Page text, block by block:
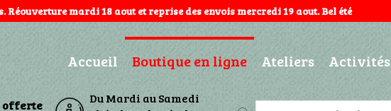
Réouverture mardi 18 aout et reprise des envois mercredi 19 aout. Bel été
Accueil Boutique en ligne Ateliers Activités
offerte
Du Mardi au Samedi